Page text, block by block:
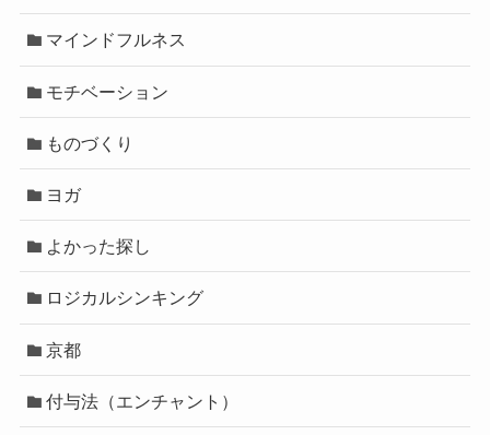
マインドフルネス
モチベーション
ものづくり
ヨガ
よかった探し
ロジカルシンキング
京都
付与法（エンチャント）